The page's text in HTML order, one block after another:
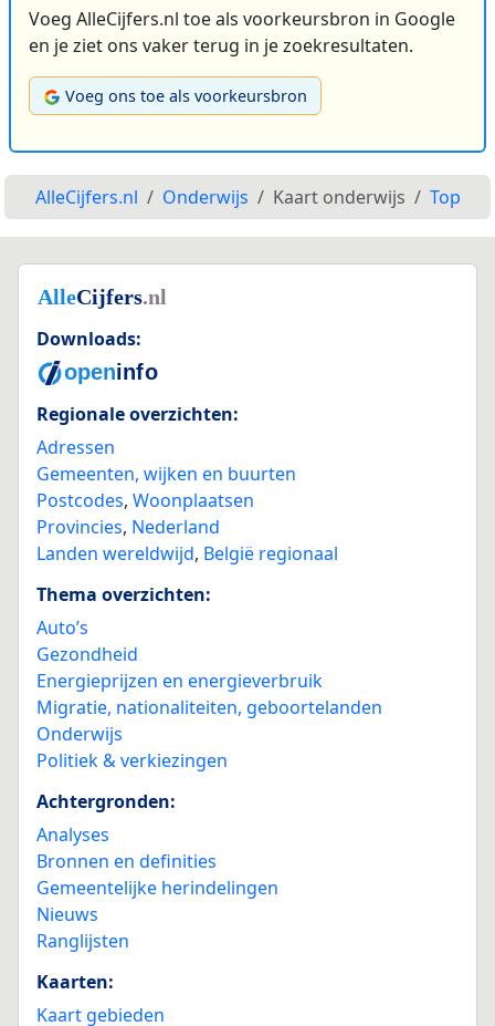
Voeg AlleCijfers.nl toe als voorkeursbron in Google
en je ziet ons vaker terug in je zoekresultaten.
Voeg ons toe als voorkeursbron
AlleCijfers.nl Onderwijs Kaart onderwijs Top
Downloads:
Regionale overzichten:
Adressen
Gemeenten, wijken en buurten
Postcodes, Woonplaatsen
Provincies, Nederland
Landen wereldwijd, België regionaal
Thema overzichten:
Auto’s
Gezondheid
Energieprijzen en energieverbruik
Migratie, nationaliteiten, geboortelanden
Onderwijs
Politiek & verkiezingen
Achtergronden:
Analyses
Bronnen en definities
Gemeentelijke herindelingen
Nieuws
Ranglijsten
Kaarten:
Kaart gebieden